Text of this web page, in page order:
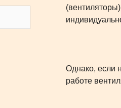
Однако, если
работе